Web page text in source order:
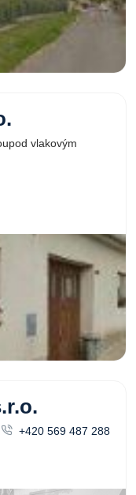
vlakovým
+420 569 487 288